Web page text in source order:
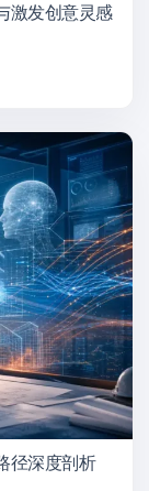
激发创意灵感
径深度剖析